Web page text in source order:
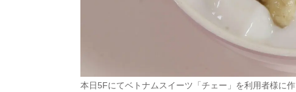
本日5Fにてベトナムスイーツ「チェー」を利用者様に